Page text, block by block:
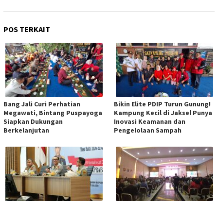
POS TERKAIT
Bang Jali Curi Perhatian
Megawati, Bintang Puspayoga
Siapkan Dukungan
Berkelanjutan
Bikin Elite PDIP Turun Gunung!
Kampung Kecil di Jaksel Punya
Inovasi Keamanan dan
Pengelolaan Sampah